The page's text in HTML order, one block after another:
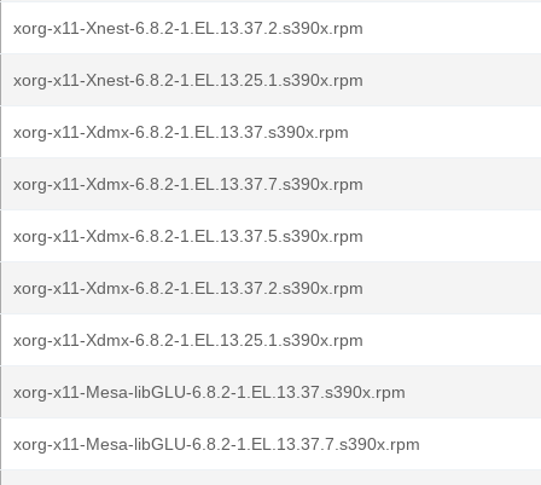
xorg-x11-Xnest-6.8.2-1.EL.13.37.2.s390x.rpm
xorg-x11-Xnest-6.8.2-1.EL.13.25.1.s390x.rpm
xorg-x11-Xdmx-6.8.2-1.EL.13.37.s390x.rpm
xorg-x11-Xdmx-6.8.2-1.EL.13.37.7.s390x.rpm
xorg-x11-Xdmx-6.8.2-1.EL.13.37.5.s390x.rpm
xorg-x11-Xdmx-6.8.2-1.EL.13.37.2.s390x.rpm
xorg-x11-Xdmx-6.8.2-1.EL.13.25.1.s390x.rpm
xorg-x11-Mesa-libGLU-6.8.2-1.EL.13.37.s390x.rpm
xorg-x11-Mesa-libGLU-6.8.2-1.EL.13.37.7.s390x.rpm